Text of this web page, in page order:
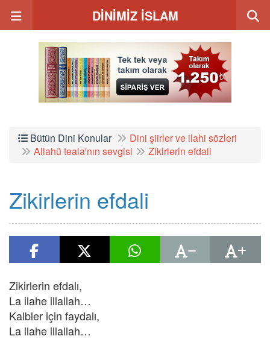
DİNİMİZ İSLAM
Bütün Dini Konular
Dini şiirler ve ilahi sözleri
Allahü teala'nın sevgisi
Zikirlerin efdali
Zikirlerin efdali
Zikirlerin efdalı,
La ilahe illallah…
Kalbler için faydalı,
La ilahe illallah…